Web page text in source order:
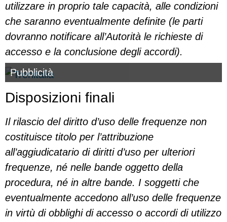
utilizzare in proprio tale capacità, alle condizioni
che saranno eventualmente definite (le parti
dovranno notificare all’Autorità le richieste di
accesso e la conclusione degli accordi).
Pubblicità
Disposizioni finali
Il rilascio del diritto d’uso delle frequenze non
costituisce titolo per l’attribuzione
all’aggiudicatario di diritti d’uso per ulteriori
frequenze, né nelle bande oggetto della
procedura, né in altre bande. I soggetti che
eventualmente accedono all’uso delle frequenze
in virtù di obblighi di accesso o accordi di utilizzo